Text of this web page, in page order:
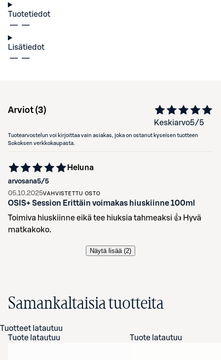
Tuotetiedot
Lisätiedot
Arviot (3)
Keskiarvo5/5
Tuotearvostelun voi kirjoittaa vain asiakas, joka on ostanut kyseisen tuotteen
Sokoksen verkkokaupasta.
arvosana5/5
Heluna
05.10.2025VAHVISTETTU OSTO
OSIS+ Session Erittäin voimakas hiuskiinne 100ml
Toimiva hiuskiinne eikä tee hiuksia tahmeaksi 👍 Hyvä
matkakoko.
Näytä lisää (2)
Samankaltaisia tuotteita
Tuotteet latautuu
Tuote latautuu
Tuote latautuu